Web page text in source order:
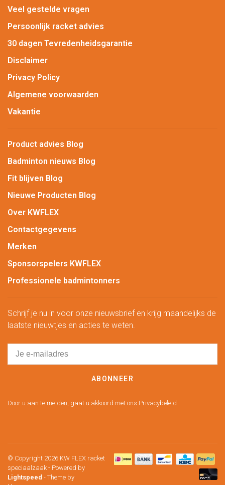
Veel gestelde vragen
Persoonlijk racket advies
30 dagen Tevredenheidsgarantie
Disclaimer
Privacy Policy
Algemene voorwaarden
Vakantie
Product advies Blog
Badminton nieuws Blog
Fit blijven Blog
Nieuwe Producten Blog
Over KWFLEX
Contactgegevens
Merken
Sponsorspelers KWFLEX
Professionele badmintonners
Schrijf je nu in voor onze nieuwsbrief en krijg maandelijks de
laatste nieuwtjes en acties te weten.
ABONNEER
Door u aan te melden, gaat u akkoord met ons Privacybeleid.
© Copyright 2026 KW FLEX racket
speciaalzaak - Powered by
Lightspeed - Theme by